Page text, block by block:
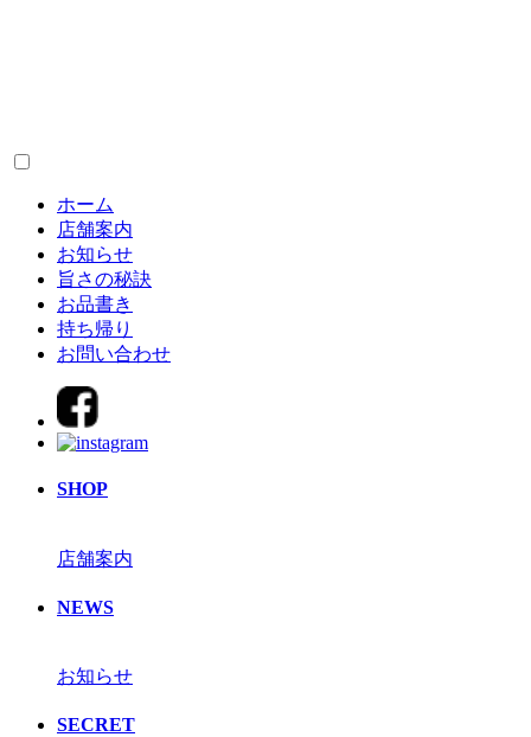
ホーム
店舗案内
お知らせ
旨さの秘訣
お品書き
持ち帰り
お問い合わせ
SHOP
店舗案内
NEWS
お知らせ
SECRET